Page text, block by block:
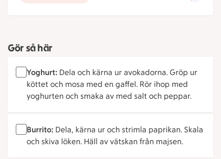
Gör så här
Yoghurt: Dela och kärna ur avokadorna. Gröp ur
köttet och mosa med en gaffel. Rör ihop med
yoghurten och smaka av med salt och peppar.
Burrito: Dela, kärna ur och strimla paprikan. Skala
och skiva löken. Häll av vätskan från majsen.